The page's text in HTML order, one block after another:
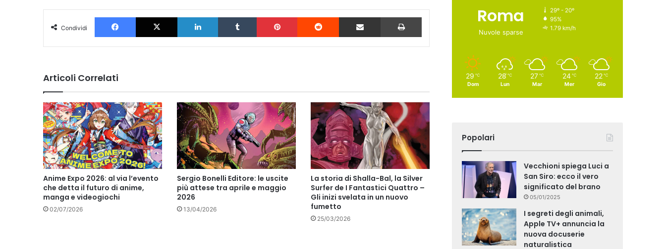
Condividi
Facebook X LinkedIn Tumblr Pinterest Reddit Condividi via Email Stampa
Articoli Correlati
Anime Expo 2026: al via l’evento
che detta il futuro di anime,
manga e videogiochi
02/07/2026
Sergio Bonelli Editore: le uscite
più attese tra aprile e maggio
2026
13/04/2026
La storia di Shalla-Bal, la Silver
Surfer de I Fantastici Quattro –
Gli inizi svelata in un nuovo
fumetto
25/03/2026
Roma
Nuvole sparse
29º - 20º
95%
1.79 km/h
29 ℃
Dom
28 ℃
Lun
27 ℃
Mar
24 ℃
Mer
22 ℃
Gio
Popolari
Vecchioni spiega Luci a
San Siro: ecco il vero
significato del brano
05/01/2025
I segreti degli animali,
Apple TV+ annuncia la
nuova docuserie
naturalistica